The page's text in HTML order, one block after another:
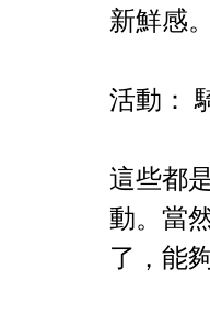
新鮮感。
活動：
這些都
動。當
了，能